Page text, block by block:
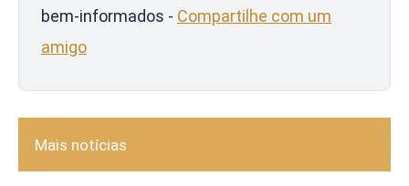
bem-informados - Compartilhe com um
amigo
Mais notícias